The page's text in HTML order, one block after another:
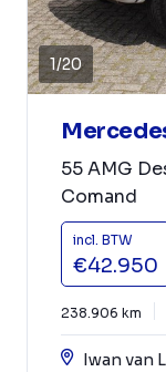
1/20
55 AMG
Comand
incl. BTW
€42.950
238.906 km
Iwan van